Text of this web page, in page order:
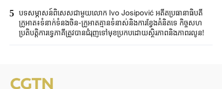
5 បទសម្ភាសន៍ពិសេសជាមួយលោក Ivo Josipović អតីតប្រធានាធិបតី
ក្រូអាត៖ទំនាក់ទំនងចិន-ក្រូអាតគ្មានទំនាស់និងការខ្វែងគំនិតទេ កិច្ចសហ
ប្រតិបត្តិការទ្វេភាគីត្រូវបានជំរុញទៅមុខប្រកបដោយស្ថិរភាពនិងភាពរលូន!